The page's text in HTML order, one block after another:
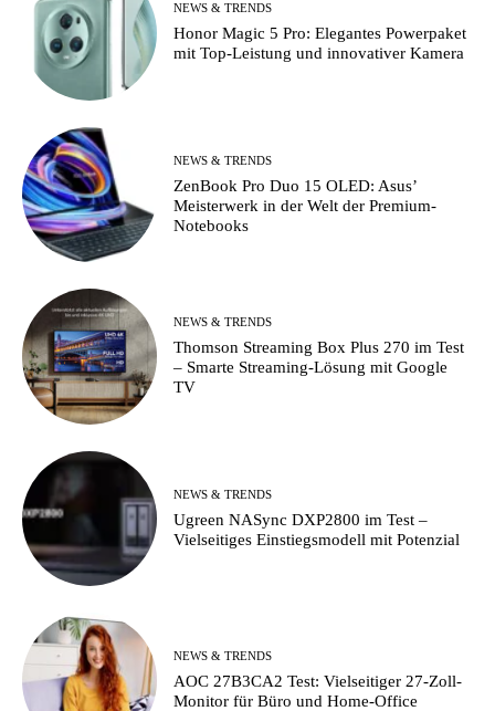
NEWS & TRENDS
Honor Magic 5 Pro: Elegantes Powerpaket
mit Top-Leistung und innovativer Kamera
NEWS & TRENDS
ZenBook Pro Duo 15 OLED: Asus’
Meisterwerk in der Welt der Premium-
Notebooks
NEWS & TRENDS
Thomson Streaming Box Plus 270 im Test
– Smarte Streaming-Lösung mit Google
TV
NEWS & TRENDS
Ugreen NASync DXP2800 im Test –
Vielseitiges Einstiegsmodell mit Potenzial
NEWS & TRENDS
AOC 27B3CA2 Test: Vielseitiger 27-Zoll-
Monitor für Büro und Home-Office